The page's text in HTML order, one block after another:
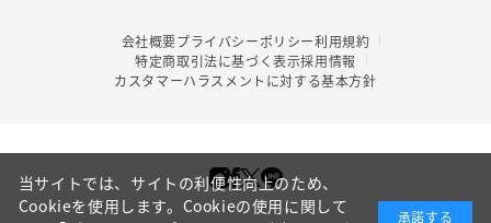
会社概要プライバシーポリシー利用規約
特定商取引法に基づく表示採用情報
カスタマーハラスメントに対する基本方針
当サイトでは、サイトの利便性向上のため、
Cookieを使用します。Cookieの使用に関して
承諾する